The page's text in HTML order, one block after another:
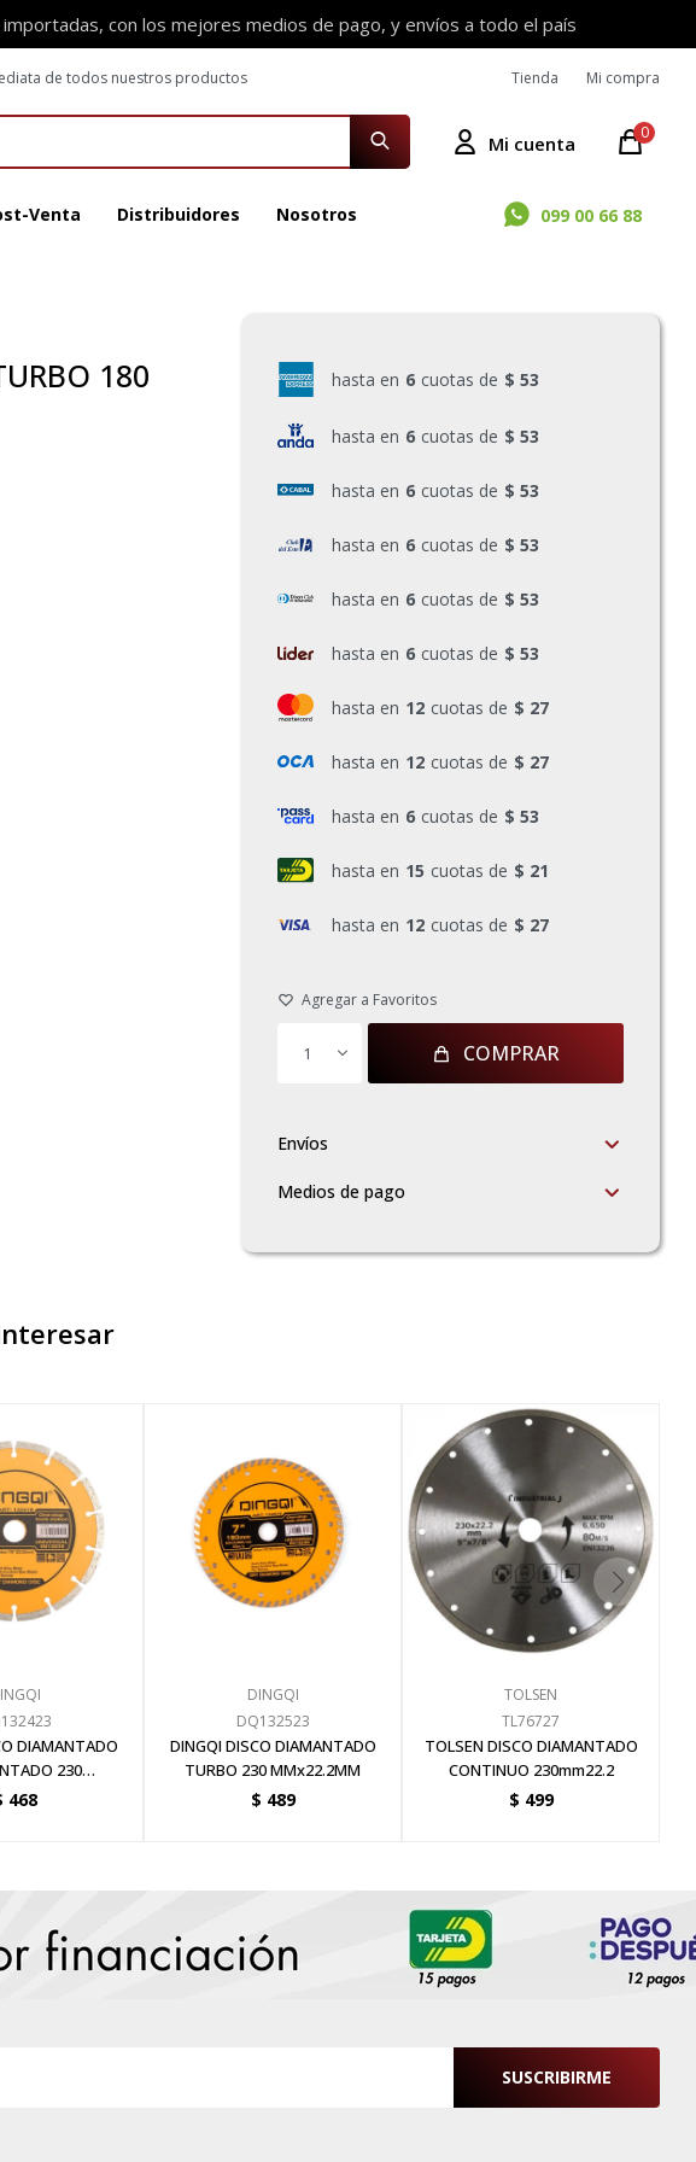
con los mejores medios de pago, y envíos a todo el país
Venta Distribuidores Nosotros 099 00 66 88
0
de todos nuestros productos Tienda Mi compra
180
hasta en 6 cuotas de $ 53
hasta en 6 cuotas de $ 53
hasta en 6 cuotas de $ 53
hasta en 6 cuotas de $ 53
hasta en 6 cuotas de $ 53
hasta en 6 cuotas de $ 53
hasta en 12 cuotas de $ 27
hasta en 12 cuotas de $ 27
hasta en 6 cuotas de $ 53
hasta en 15 cuotas de $ 21
hasta en 12 cuotas de $ 27
1 COMPRAR
Envíos
Medios de pago
DIAMANTADO
230
468
DINGQI
DQ132523
DINGQI DISCO DIAMANTADO
TURBO 230 MMx22.2MM
$ 489
TOLSEN
TL76727
TOLSEN DISCO DIAMANTADO
CONTINUO 230mm22.2
$ 499
SUSCRIBIRME